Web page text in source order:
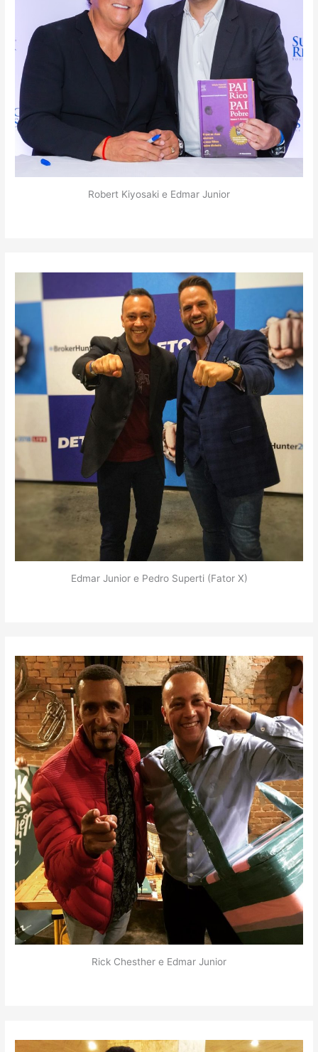
Robert Kiyosaki e Edmar Junior
Edmar Junior e Pedro Superti (Fator X)
Rick Chesther e Edmar Junior